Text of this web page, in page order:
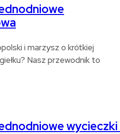
i marzysz o krótkiej
Nasz przewodnik to